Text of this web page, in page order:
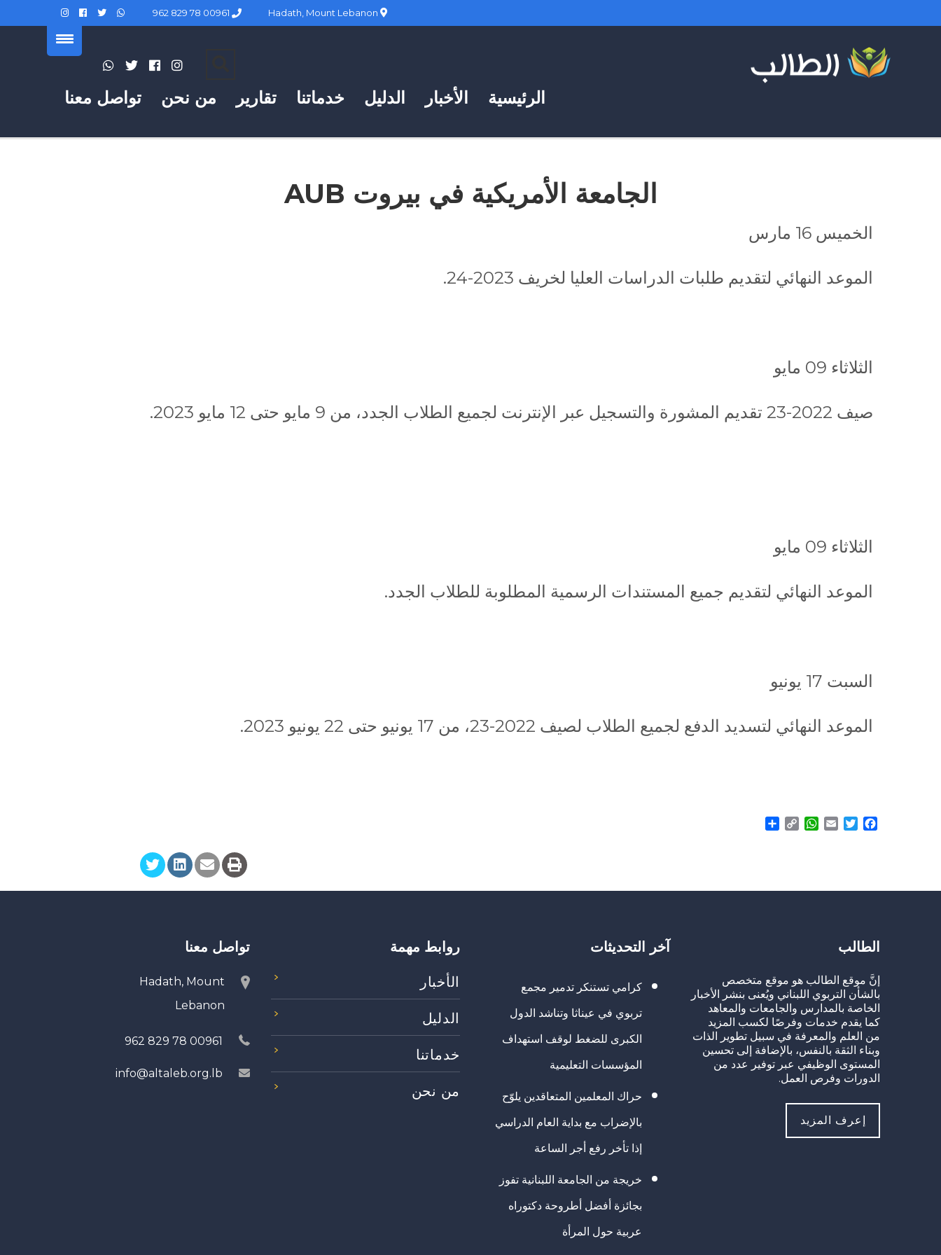
تواصل معنا من نحن تقارير خدماتنا الدليل الأخبار الرئيسية
الجامعة الأمريكية في بيروت AUB
الخميس 16 مارس
الموعد النهائي لتقديم طلبات الدراسات العليا لخريف 2023-24.
الثلاثاء 09 مايو
صيف 2022-23 تقديم المشورة والتسجيل عبر الإنترنت لجميع الطلاب الجدد، من 9 مايو حتى 12 مايو 2023.
الثلاثاء 09 مايو
الموعد النهائي لتقديم جميع المستندات الرسمية المطلوبة للطلاب الجدد.
السبت 17 يونيو
الموعد النهائي لتسديد الدفع لجميع الطلاب لصيف 2022-23، من 17 يونيو حتى 22 يونيو 2023.
Facebook
Twitter
Email
WhatsApp
Copy
الطالب
إنَّ موقع الطالب هو موقع متخصص
بالشأن التربوي اللبناني ويُعنى بنشر الأخبار
الخاصة بالمدارس والجامعات والمعاهد
كما يقدم خدمات وفرصًا لكسب المزيد
من العلم والمعرفة في سبيل تطوير الذات
وبناء الثقة بالنفس، بالإضافة إلى تحسين
المستوى الوظيفي عبر توفير عدد من
الدورات وفرص العمل.
إعرف المزيد
آخر التحديثات
كرامي تستنكر تدمير مجمع
تربوي في عيناثا وتناشد الدول
الكبرى للضغط لوقف استهداف
المؤسسات التعليمية
حراك المعلمين المتعاقدين يلوّح
بالإضراب مع بداية العام الدراسي
إذا تأخر رفع أجر الساعة
خريجة من الجامعة اللبنانية تفوز
بجائزة أفضل أطروحة دكتوراه
عربية حول المرأة
روابط مهمة
الأخبار
الدليل
خدماتنا
من نحن
تواصل معنا
Hadath, Mount
Lebanon
00961 78 829 962
info@altaleb.org.lb